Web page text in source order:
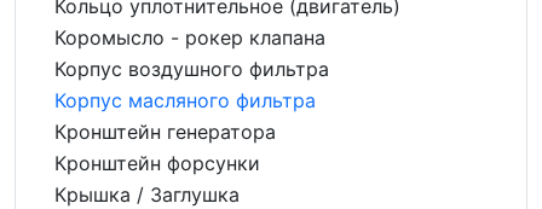
Кольцо уплотнительное (двигатель)
Коромысло - рокер клапана
Корпус воздушного фильтра
Корпус масляного фильтра
Кронштейн генератора
Кронштейн форсунки
Крышка / Заглушка